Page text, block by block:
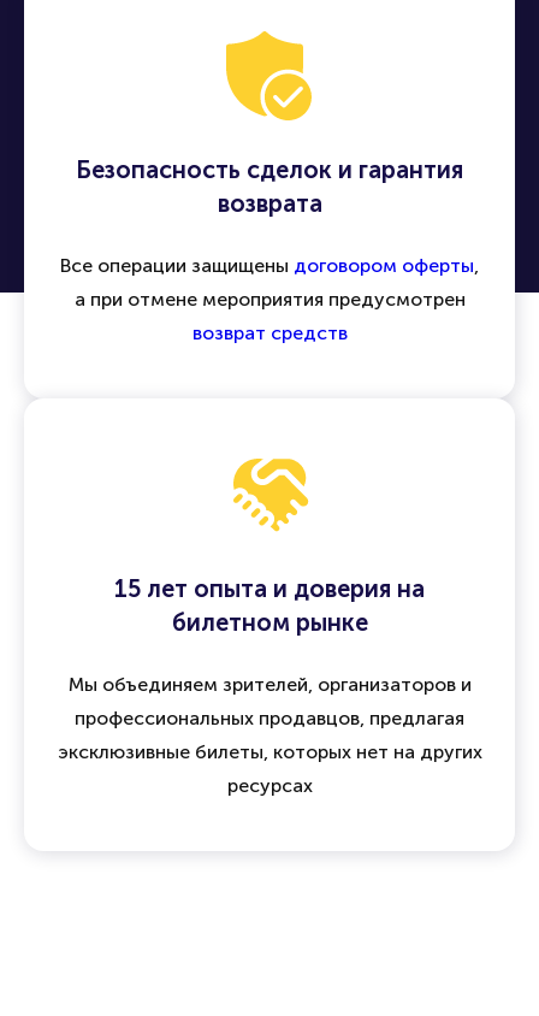
Безопасность сделок и гарантия
возврата
Все операции защищены договором оферты,
а при отмене мероприятия предусмотрен
возврат средств
15 лет опыта и доверия на
билетном рынке
Мы объединяем зрителей, организаторов и
профессиональных продавцов, предлагая
эксклюзивные билеты, которых нет на других
ресурсах